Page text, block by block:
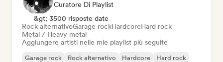
Curatore Di Playlist
&gt; 3500 risposte date
Rock alternativoGarage rockHardcoreHard rock
Metal / Heavy metal
Aggiungere artisti nelle mie playlist più seguite
Garage rock Rock alternativo Hardcore
Hard rock